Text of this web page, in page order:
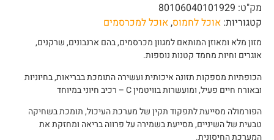
מק"ט: 80106040101929
קטגוריות: אוכל לחמוס,אוכל למכרסמים
מזון מלא ומאוזן המותאם למגוון מכרסמים, בהם ארנבונים, שרקנים,
אוגרים וחיות מחמד קטנות נוספות.
הכופתיות מספקות תזונה איכותית ועשירה התומכת בבריאות, בחיוניות
ובאורח חיים פעיל, ומועשרות בוויטמין C – רכיב חיוני במיוחד
הפורמולה מסייעת לתפקוד תקין של מערכת העיכול, תומכת בשחיקה
טבעית של השיניים, מסייעת בשמירה על פרווה בריאה ומחזקת את
המערכת החיסונית.